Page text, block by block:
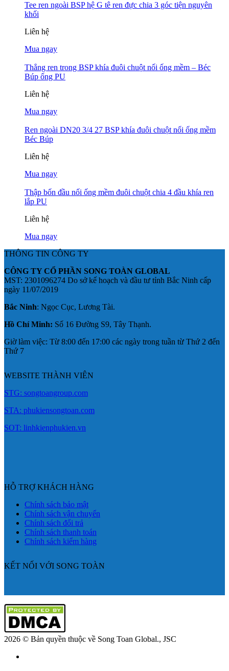
Tee ren ngoài BSP hệ G tê ren đực chia 3 góc tiện nguyên
khối
Liên hệ
Mua ngay
Thẳng ren trong BSP khía đuôi chuột nối ống mềm – Béc
Búp ống PU
Liên hệ
Mua ngay
Ren ngoài DN20 3/4 27 BSP khía đuôi chuột nối ống mềm
Béc Búp
Liên hệ
Mua ngay
Thập bốn đầu nối ống mềm đuôi chuột chia 4 đầu khía ren
lắp PU
Liên hệ
Mua ngay
THÔNG TIN CÔNG TY
CÔNG TY CỔ PHẦN SONG TOÀN GLOBAL
MST: 2301096274 Do sở kế hoạch và đầu tư tỉnh Bắc Ninh cấp
ngày 11/07/2019
Bắc Ninh: Ngọc Cục, Lương Tài.
Hồ Chí Minh: Số 16 Đường S9, Tây Thạnh.
Giờ làm việc: Từ 8:00 đến 17:00 các ngày trong tuần từ Thứ 2 đến
Thứ 7
WEBSITE THÀNH VIÊN
STG: songtoangroup.com
STA: phukiensongtoan.com
SOT: linhkienphukien.vn
HỖ TRỢ KHÁCH HÀNG
Chính sách bảo mật
Chính sách vận chuyển
Chính sách đổi trả
Chính sách thanh toán
Chính sách kiểm hàng
KẾT NỐI VỚI SONG TOÀN
2026 © Bản quyền thuộc về Song Toan Global., JSC